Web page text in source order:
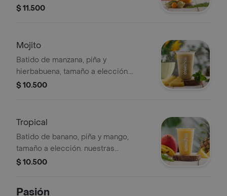
preparaciones se encuentran
ingredientes
$ 11.500
Mojito
Batido de manzana, piña y
hierbabuena, tamaño a elección.
nuestras preparaciones se
realizar modificaciones en los
ingredientes
$ 10.500
Tropical
Batido de banano, piña y mango,
tamaño a elección. nuestras
preparaciones se encuentran
$ 10.500
Pasión